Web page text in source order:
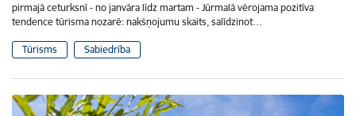
pirmajā ceturksnī - no janvāra līdz martam - Jūrmalā vērojama pozitīva
tendence tūrisma nozarē: nakšņojumu skaits, salīdzinot…
Tūrisms Sabiedrība